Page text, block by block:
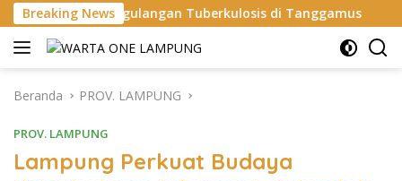
Langsung
ke
konten
Breaking News
Tuberkulosis di Tanggamus Apel Perdana:
Beranda PROV. LAMPUNG
PROV. LAMPUNG
Lampung Perkuat Budaya